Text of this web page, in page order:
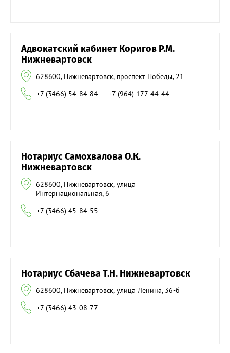
Адвокатский кабинет Коригов Р.М.
Нижневартовск
628600, Нижневартовск, проспект Победы, 21
+7 (3466) 54-84-84
+7 (964) 177-44-44
Нотариус Самохвалова О.К.
Нижневартовск
628600, Нижневартовск, улица
Интернациональная, 6
+7 (3466) 45-84-55
Нотариус Сбачева Т.Н. Нижневартовск
628600, Нижневартовск, улица Ленина, 36-б
+7 (3466) 43-08-77